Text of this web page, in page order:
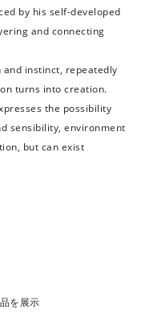
by his self-developed
and connecting
instinct, repeatedly
turns into creation.
the possibility
sensibility, environment
but can exist
を展示